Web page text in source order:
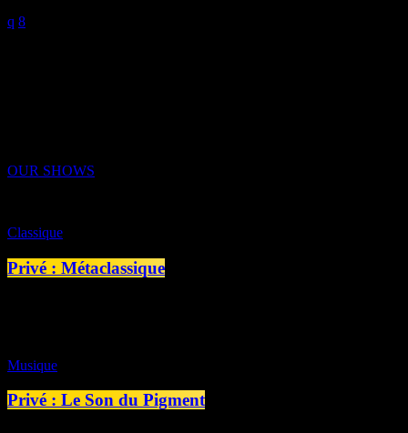
OUR SHOWS
Classique
Privé : Métaclassique
Musique
Privé : Le Son du Pigment